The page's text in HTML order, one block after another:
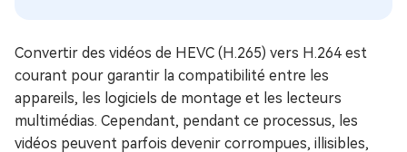
Convertir des vidéos de HEVC (H.265) vers H.264 est
courant pour garantir la compatibilité entre les
appareils, les logiciels de montage et les lecteurs
multimédias. Cependant, pendant ce processus, les
vidéos peuvent parfois devenir corrompues, illisibles,